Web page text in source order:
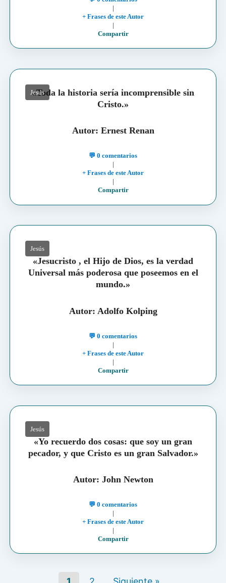
|
+ Frases de este Autor
|
Compartir
Jesús
«Toda la historia sería incomprensible sin
Cristo.»
Autor: Ernest Renan
💬 0 comentarios
|
+ Frases de este Autor
|
Compartir
Jesús
«Jesucristo , el Hijo de Dios, es la verdad
Universal más poderosa que poseemos en el
mundo.»
Autor: Adolfo Kolping
💬 0 comentarios
|
+ Frases de este Autor
|
Compartir
Jesús
«Yo recuerdo dos cosas: que soy un gran
pecador, y que Cristo es un gran Salvador.»
Autor: John Newton
💬 0 comentarios
|
+ Frases de este Autor
|
Compartir